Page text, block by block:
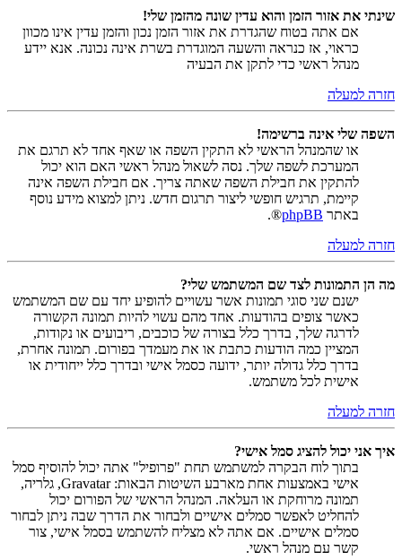
שינתי את אזור הזמן והוא עדין שונה מהזמן שלי!
אם אתה בטוח שהגדרת את אזור הזמן נכון והזמן עדין אינו מכוון
כראוי, אז כנראה והשעה המוגדרת בשרת אינה נכונה. אנא יידע
מנהל ראשי כדי לתקן את הבעיה
חזרה למעלה
השפה שלי אינה ברשימה!
או שהמנהל הראשי לא התקין השפה או שאף אחד לא תרגם את
המערכת לשפה שלך. נסה לשאול מנהל ראשי האם הוא יכול
להתקין את חבילת השפה שאתה צריך. אם חבילת השפה אינה
קיימת, תרגיש חופשי ליצור תרגום חדש. ניתן למצוא מידע נוסף
באתר phpBB
®.
חזרה למעלה
מה הן התמונות לצד שם המשתמש שלי?
ישנם שני סוגי תמונות אשר עשויים להופיע יחד עם שם המשתמש
כאשר צופים בהודעות. אחד מהם עשוי להיות תמונה הקשורה
לדרגה שלך, בדרך כלל בצורה של כוכבים, ריבועים או נקודות,
המציין כמה הודעות כתבת או את מעמדך בפורום. תמונה אחרת,
בדרך כלל גדולה יותר, ידועה כסמל אישי ובדרך כלל ייחודית או
אישית לכל משתמש.
חזרה למעלה
איך אני יכול להציג סמל אישי?
בתוך לוח הבקרה למשתמש תחת "פרופיל" אתה יכול להוסיף סמל
אישי באמצעות אחת מארבע השיטות הבאות: Gravatar, גלריה,
תמונה מרוחקת או העלאה. המנהל הראשי של הפורום יכול
להחליט לאפשר סמלים אישיים ולבחור את הדרך שבה ניתן לבחור
סמלים אישיים. אם אתה לא מצליח להשתמש בסמל אישי, צור
קשר עם מנהל ראשי.